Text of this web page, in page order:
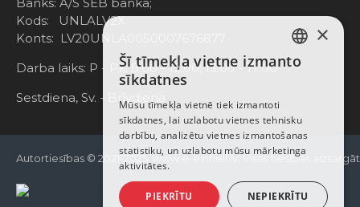
Banks: A/S SEB banka;
Kods: UNLALV2X
Konts: LV20UNLA0050007676877
Darba laiks: P - Pk. 8:00 - 12:00; 13:00 - 17:00
Sestdiena, Sv. - Brīvdiena
Autortiesības © 2021-2025, www.e-einhell.lv, Visas tiesības
LATVIAN
ENGLISH
×
Šī tīmekļa vietne izmanto
sīkdatnes
Mūsu tīmekļa vietnē tiek izmantoti
sīkdatnes, lai uzlabotu vietnes tehnisku
darbību, analizētu vietnes izmantošanas
statistiku, un uzlabotu mūsu mārketinga
aktivitātes.
PIEKRĪTU NEPIEKRĪTU